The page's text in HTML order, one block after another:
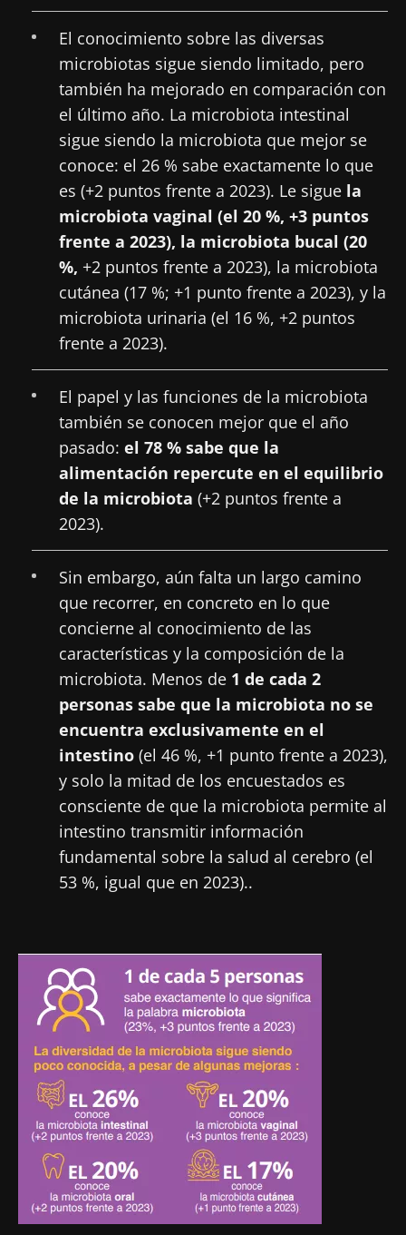
El conocimiento sobre las diversas
microbiotas sigue siendo limitado, pero
también ha mejorado en comparación con
el último año. La microbiota intestinal
sigue siendo la microbiota que mejor se
conoce: el 26 % sabe exactamente lo que
es (+2 puntos frente a 2023). Le sigue la
microbiota vaginal (el 20 %, +3 puntos
frente a 2023), la microbiota bucal (20
%, +2 puntos frente a 2023), la microbiota
cutánea (17 %; +1 punto frente a 2023), y la
microbiota urinaria (el 16 %, +2 puntos
frente a 2023).
El papel y las funciones de la microbiota
también se conocen mejor que el año
pasado: el 78 % sabe que la
alimentación repercute en el equilibrio
de la microbiota (+2 puntos frente a
2023).
Sin embargo, aún falta un largo camino
que recorrer, en concreto en lo que
concierne al conocimiento de las
características y la composición de la
microbiota. Menos de 1 de cada 2
personas sabe que la microbiota no se
encuentra exclusivamente en el
intestino (el 46 %, +1 punto frente a 2023),
y solo la mitad de los encuestados es
consciente de que la microbiota permite al
intestino transmitir información
fundamental sobre la salud al cerebro (el
53 %, igual que en 2023)..